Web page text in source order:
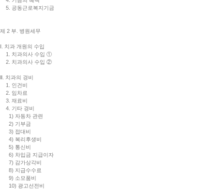
5. 공동근로복지기금
제 2 부. 병원세무
Ⅰ. 치과 개원의 수입
1. 치과의사 수입 ①
2. 치과의사 수입 ②
Ⅱ. 치과의 경비
1. 인건비
2. 임차료
3. 재료비
4. 기타 경비
1) 자동차 관련
2) 기부금
3) 접대비
4) 복리후생비
5) 통신비
6) 차입금 지급이자
7) 감가상각비
8) 지급수수료
9) 소모품비
10) 광고선전비